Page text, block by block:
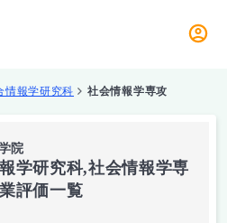
情報学研究科 社会情報学専攻
院
報学研究科,社会情報学専
評価一覧